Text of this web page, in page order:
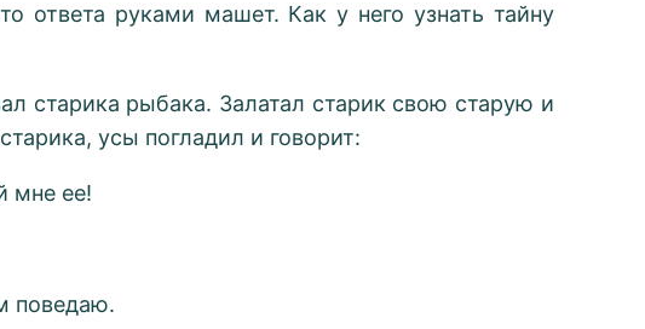
ответа руками машет. Как у него узнать тайну
старика рыбака. Залатал старик свою старую и
усы погладил и говорит:
мне ее!
поведаю.